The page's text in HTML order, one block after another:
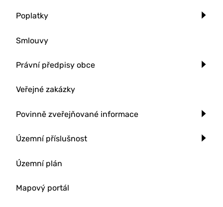
Poplatky
Smlouvy
Právní předpisy obce
Veřejné zakázky
Povinně zveřejňované informace
Územní příslušnost
Územní plán
Mapový portál